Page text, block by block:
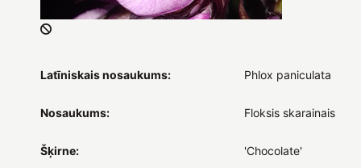
Latīniskais nosaukums: Phlox paniculata
Nosaukums: Floksis skarainais
Šķirne: 'Chocolate'